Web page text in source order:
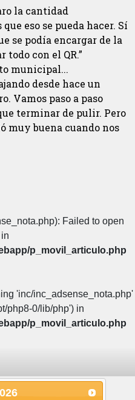
la cantidad
eso se pueda hacer. Sí
se podía encargar de la
todo con el QR.”
municipal...
desde hace un
Vamos paso a paso
terminar de pulir. Pero
muy buena cuando nos
Failed to open
p_movil_articulo.php
'inc/inc_adsense_nota.php'
php8-0/lib/php') in
p_movil_articulo.php